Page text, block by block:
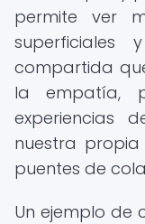
permite ver
superficiales
compartida
la empatía,
experiencias
nuestra
puentes de
Un ejemplo de